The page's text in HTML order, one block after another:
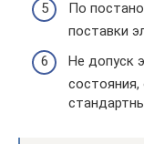
По
поставки
Не допуск